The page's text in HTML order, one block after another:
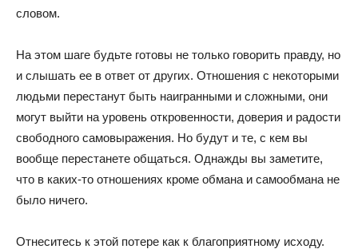
словом.
На этом шаге будьте готовы не только говорить правду, но
и слышать ее в ответ от других. Отношения с некоторыми
людьми перестанут быть наигранными и сложными, они
могут выйти на уровень откровенности, доверия и радости
свободного самовыражения. Но будут и те, с кем вы
вообще перестанете общаться. Однажды вы заметите,
что в каких-то отношениях кроме обмана и самообмана не
было ничего.
Отнеситесь к этой потере как к благоприятному исходу.